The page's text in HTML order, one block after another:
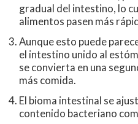
gradual del intestino, lo
alimentos pasen más
Aunque esto puede
el intestino unido al
se convierta en una
más comida.
El bioma intestinal se
contenido bacteriano